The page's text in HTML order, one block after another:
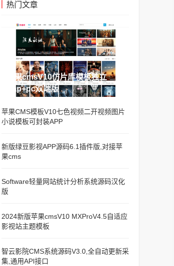
热门文章
苹果cmsV10仿片库模板独立
wap+pc双端版
苹果CMS模板V10七色视频二开视频图片
小说模板可封装APP
新版绿豆影视APP源码6.1插件版,对接苹
果cms
Software轻量网站统计分析系统源码汉化
版
2024新版苹果cmsV10 MXProV4.5自适应
影视站主题模板
智云影院CMS系统源码V3.0,全自动更新采
集,通用API接口